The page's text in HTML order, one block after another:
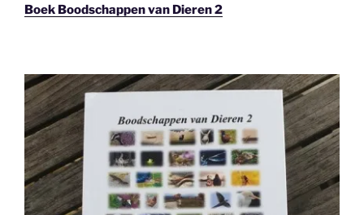
Boek Boodschappen van Dieren 2